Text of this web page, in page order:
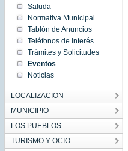
Saluda
Normativa Municipal
Tablón de Anuncios
Teléfonos de Interés
Trámites y Solicitudes
Eventos
Noticias
LOCALIZACION
MUNICIPIO
LOS PUEBLOS
TURISMO Y OCIO